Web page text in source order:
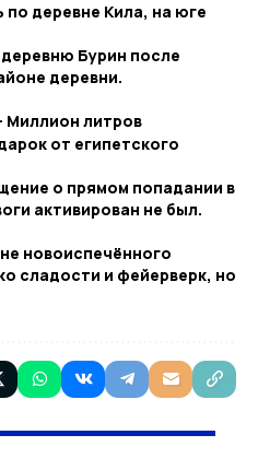
деревне Кила, на юге
Бурин после
деревни.
Миллион литров
от египетского
о прямом попадании в
активирован не был.
новоиспечённого
сладости и фейерверк, но